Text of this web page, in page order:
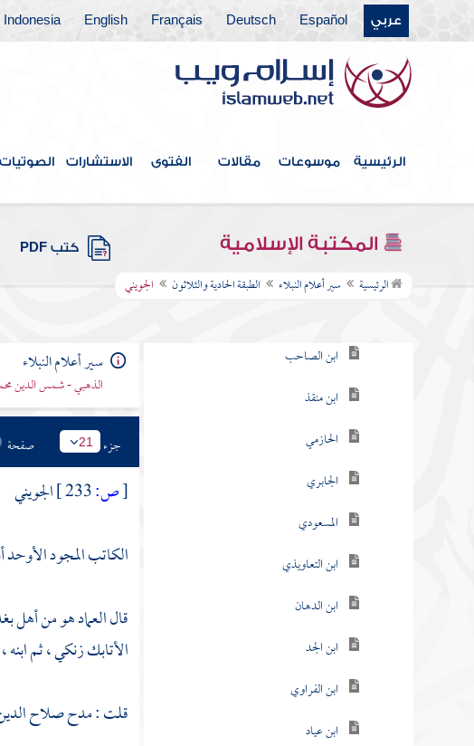
عربي Español
Deutsch
Français
English
Indonesia
الرئيسية موسوعات مقالات الفتوى الاستشارات الصوتيات
المكتبة الإسلامية كتب PDF
الرئيسية سير أعلام النبلاء الطبقة الحادية والثلاثون الجويني
الطبقة الخامسة والعشرون
الطبقة السادسة والعشرون
الطبقة السابعة والعشرون
الطبقة الثامنة والعشرون
الطبقة التاسعة والعشرون
الطبقة الثلاثون
الطبقة الحادية والثلاثون
ابن الصاحب
ابن منقذ
الحازمي
الجابري
المسعودي
ابن التعاويذي
ابن الدهان
ابن الجد
ابن الفراوي
ابن عياد
سير أعلام النبلاء
الذهبي - شمس الدين
جزء 21 صفحة
[ص:
الجويني
الكاتب المجود الأوحد
قالالعمادهو من أهل
الأتابك زنكي، ثم
قلت : مدحصلاح